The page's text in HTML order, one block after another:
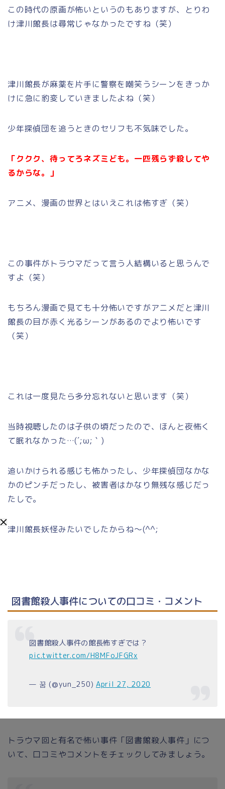
この時代の原画が怖いというのもありますが、とりわ
け津川館長は尋常じゃなかったですね（笑）
津川館長が麻薬を片手に警察を嘲笑うシーンをきっか
けに急に豹変していきましたよね（笑）
少年探偵団を追うときのセリフも不気味でした。
「ククク、待ってろネズミども。一匹残らず殺してや
るからな。」
アニメ、漫画の世界とはいえこれは怖すぎ（笑）
この事件がトラウマだって言う人結構いると思うんで
すよ（笑）
もちろん漫画で見ても十分怖いですがアニメだと津川
館長の目が赤く光るシーンがあるのでより怖いです
（笑）
これは一度見たら多分忘れないと思います（笑）
当時視聴したのは子供の頃だったので、ほんと夜怖く
て眠れなかった…(´;ω;｀)
追いかけられる感じも怖かったし、少年探偵団なかな
かのピンチだったし、被害者はかなり無残な感じだっ
たしで。
津川館長妖怪みたいでしたからね～(^^;
図書館殺人事件についての口コミ・コメント
図書館殺人事件の館長怖すぎでは？
pic.twitter.com/H8MFoJFGRx
— 꿈 (@yun_250) April 27, 2020
トラウマ回と有名で怖い事件「図書館殺人事件」につ
いて、口コミやコメントをチェックしてみましょう。